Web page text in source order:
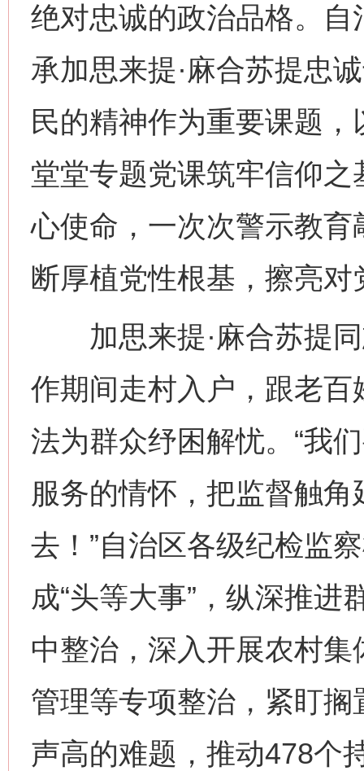
绝对忠诚的政治品格。
承加思来提·麻合苏提忠
民的精神作为重要课题
堂堂专题党课筑牢信仰
心使命，一次次警示教
断厚植党性根基，擦亮
加思来提·麻合苏提同
作期间走村入户，跟老
法为群众纾困解忧。“我
服务的情怀，把监督触
去！”自治区各级纪检监
成“头等大事”，纵深推
中整治，深入开展农村集
管理等专项整治，紧盯
声高的难题，推动478个